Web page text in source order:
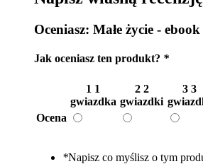
Oceniasz: Małe życie - ebook
Jak oceniasz ten produkt? *
1 1
gwiazdka
2 2
gwiazdki
3 3
Ocena
*Napisz co myślisz o tym